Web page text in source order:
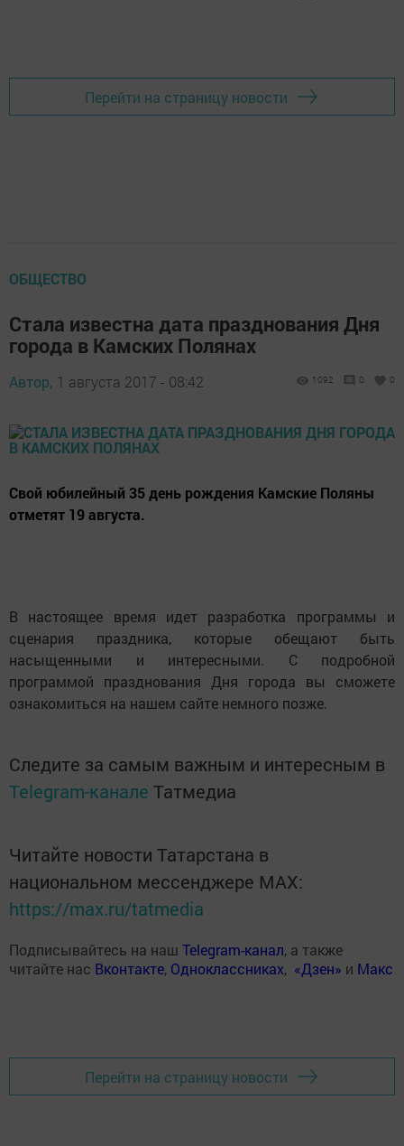
Перейти на страницу новости
ОБЩЕСТВО
Стала известна дата празднования Дня
города в Камских Полянах
Автор, 1 августа 2017 - 08:42 1092 0 0
Свой юбилейный 35 день рождения Камские Поляны
отметят 19 августа.
В настоящее время идет разработка программы и
сценария праздника, которые обещают быть
насыщенными и интересными. С подробной
программой празднования Дня города вы сможете
ознакомиться на нашем сайте немного позже.
Следите за самым важным и интересным в
Telegram-канале Татмедиа
Читайте новости Татарстана в
национальном мессенджере MАХ:
https://max.ru/tatmedia
Подписывайтесь на наш Telegram-канал, а также
читайте нас Вконтакте, Одноклассниках, «Дзен» и Макс
Перейти на страницу новости